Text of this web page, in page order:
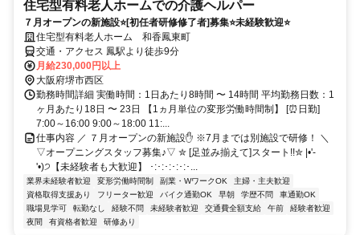
住宅型有料老人ホームでの介護ヘルパー
７月オープンの新施設⭐[初任者研修修了者]募集⭐未経験歓迎⭐
住宅型有料老人ホーム 和香鳳東町
交通・アクセス 鳳駅より徒歩9分
月給230,000円以上
大阪府堺市西区
勤務時間詳細 実働時間：1日あたり8時間 〜 14時間 平均勤務日数：1
ヶ月あたり18日 〜 23日 【1ヵ月単位の変形労働時間制】 [⏰日勤]
7:00～16:00 9:00～18:00 11:...
仕事内容 ／ ７月オープンの新施設✋ ※7月までは別施設で研修！ ＼
▽オープニングスタッフ募集♪▽ ✮ [足並み揃えて]スタート!!✮ |•'-
'•)੭【未経験者も大歓迎】 ･:･:･:･:･:･...
業界未経験者歓迎 変形労働時間制 副業・WワークOK
主婦・主夫歓迎
資格取得支援あり
フリーター歓迎 バイク通勤OK 早朝 学歴不問
車通勤OK
職場見学可
転勤なし 経験不問 未経験者歓迎 交通費全額支給 午前
経験者歓迎
夜間
有資格者歓迎 研修あり